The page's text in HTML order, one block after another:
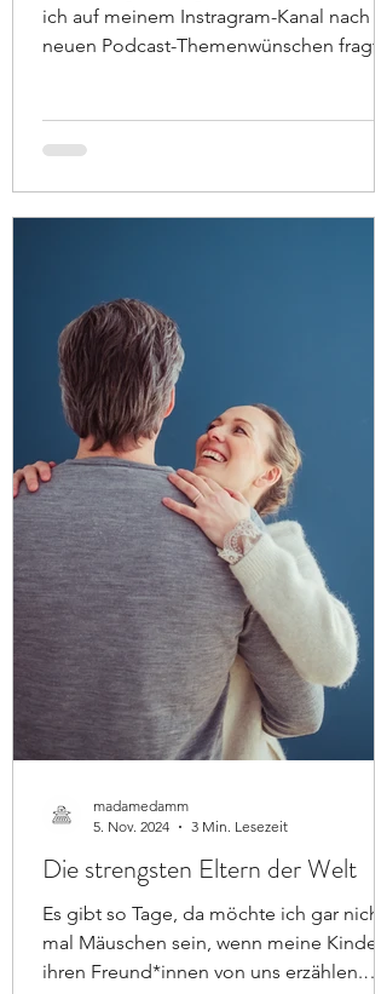
ich auf meinem Instragram-Kanal nach
neuen Podcast-Themenwünschen fragte.
Die strengsten Eltern der Welt
Es gibt so Tage, da möchte ich gar nicht
mal Mäuschen sein, wenn meine Kinder
ihren Freund*innen von uns erzählen.
madamedamm
5. Nov. 2024
3 Min. Lesezeit